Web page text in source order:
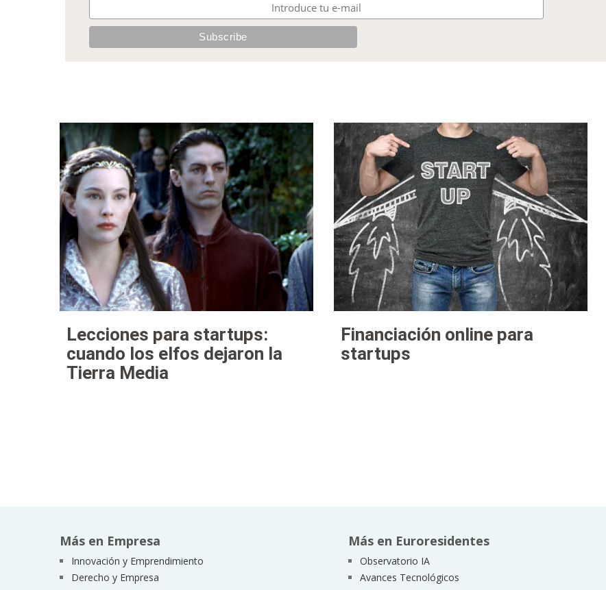
Lecciones para startups:
cuando los elfos dejaron la
Tierra Media
Financiación online para
startups
Más en Empresa
Innovación y Emprendimiento
Derecho y Empresa
Más en Euroresidentes
Observatorio IA
Avances Tecnológicos